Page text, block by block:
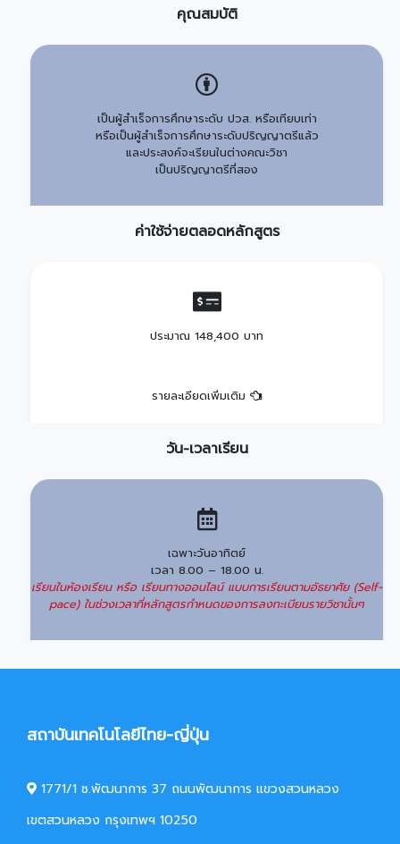
คุณสมบัติ
เป็นผู้สำเร็จการศึกษาระดับ ปวส. หรือเทียบเท่า
หรือเป็นผู้สำเร็จการศึกษาระดับปริญญาตรีแล้ว
และประสงค์จะเรียนในต่างคณะวิชา
เป็นปริญญาตรีที่สอง
ค่าใช้จ่ายตลอดหลักสูตร
ประมาณ 148,400 บาท
รายละเอียดเพิ่มเติม
วัน-เวลาเรียน
เฉพาะวันอาทิตย์
เวลา 8.00 – 18.00 น.
เรียนในห้องเรียน หรือ เรียนทางออนไลน์ แบบการเรียนตามอัธยาศัย (Self-
pace) ในช่วงเวลาที่หลักสูตรกำหนดของการลงทะเบียนรายวิชานั้นๆ
สถาบันเทคโนโลยีไทย-ญี่ปุ่น
1771/1 ซ.พัฒนาการ 37 ถนนพัฒนาการ แขวงสวนหลวง
เขตสวนหลวง กรุงเทพฯ 10250